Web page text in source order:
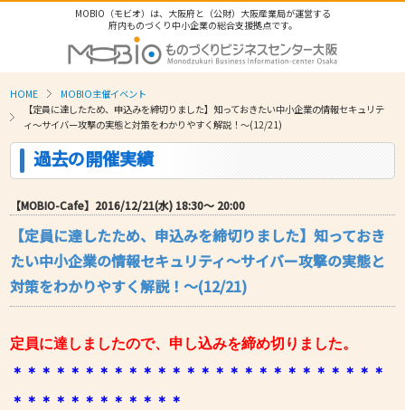
MOBIO（モビオ）は、大阪府と（公財）大阪産業局が運営する
府内ものづくり中小企業の総合支援拠点です。
HOME
MOBIO主催イベント
【定員に達したため、申込みを締切りました】知っておきたい中小企業の情報セキュリテ
ィ～サイバー攻撃の実態と対策をわかりやすく解説！～(12/21)
過去の開催実績
【MOBIO-Cafe】2016/12/21(水) 18:30〜 20:00
【定員に達したため、申込みを締切りました】知っておき
たい中小企業の情報セキュリティ～サイバー攻撃の実態と
対策をわかりやすく解説！～(12/21)
定員に達しましたので、申し込みを締め切りました。
＊＊＊＊＊＊＊＊＊＊＊＊＊＊＊＊＊＊＊＊＊＊＊＊＊＊
＊ ＊＊＊ ＊ ＊＊＊ ＊ ＊＊ ＊